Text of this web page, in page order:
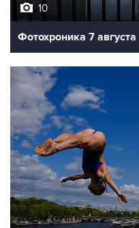
10
Фотохроника 7 августа